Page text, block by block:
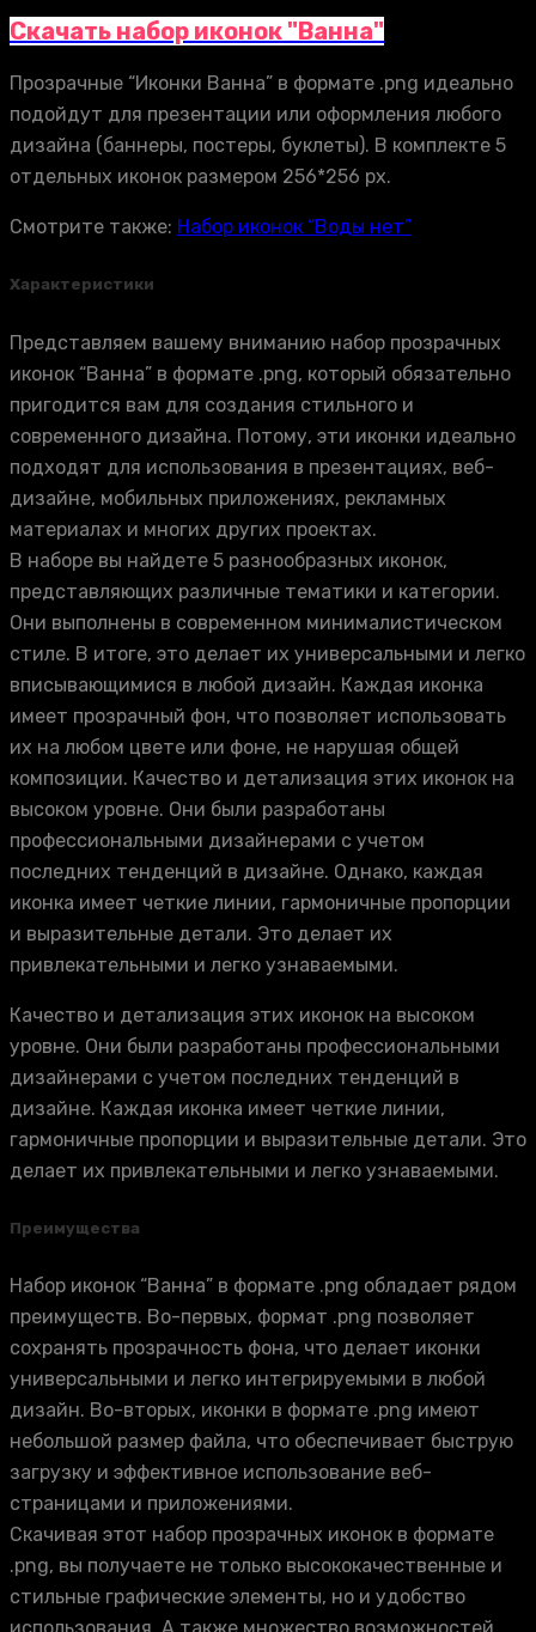
Скачать набор иконок "Ванна"
Прозрачные “Иконки Ванна” в формате .png идеально
подойдут для презентации или оформления любого
дизайна (баннеры, постеры, буклеты). В комплекте 5
отдельных иконок размером 256*256 px.
Смотрите также: Набор иконок “Воды нет”
Характеристики
Представляем вашему вниманию набор прозрачных
иконок “Ванна” в формате .png, который обязательно
пригодится вам для создания стильного и
современного дизайна. Потому, эти иконки идеально
подходят для использования в презентациях, веб-
дизайне, мобильных приложениях, рекламных
материалах и многих других проектах.
В наборе вы найдете 5 разнообразных иконок,
представляющих различные тематики и категории.
Они выполнены в современном минималистическом
стиле. В итоге, это делает их универсальными и легко
вписывающимися в любой дизайн. Каждая иконка
имеет прозрачный фон, что позволяет использовать
их на любом цвете или фоне, не нарушая общей
композиции. Качество и детализация этих иконок на
высоком уровне. Они были разработаны
профессиональными дизайнерами с учетом
последних тенденций в дизайне. Однако, каждая
иконка имеет четкие линии, гармоничные пропорции
и выразительные детали. Это делает их
привлекательными и легко узнаваемыми.
Качество и детализация этих иконок на высоком
уровне. Они были разработаны профессиональными
дизайнерами с учетом последних тенденций в
дизайне. Каждая иконка имеет четкие линии,
гармоничные пропорции и выразительные детали. Это
делает их привлекательными и легко узнаваемыми.
Преимущества
Набор иконок “Ванна” в формате .png обладает рядом
преимуществ. Во-первых, формат .png позволяет
сохранять прозрачность фона, что делает иконки
универсальными и легко интегрируемыми в любой
дизайн. Во-вторых, иконки в формате .png имеют
небольшой размер файла, что обеспечивает быструю
загрузку и эффективное использование веб-
страницами и приложениями.
Скачивая этот набор прозрачных иконок в формате
.png, вы получаете не только высококачественные и
стильные графические элементы, но и удобство